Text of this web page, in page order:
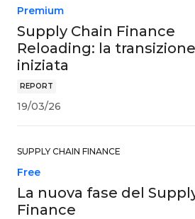
REPORT
Supply Chain Finance
Reloading: la
iniziata
Premium
19/03/26
SUPPLY CHAIN FINANCE
La nuova fase del
Finance
Free